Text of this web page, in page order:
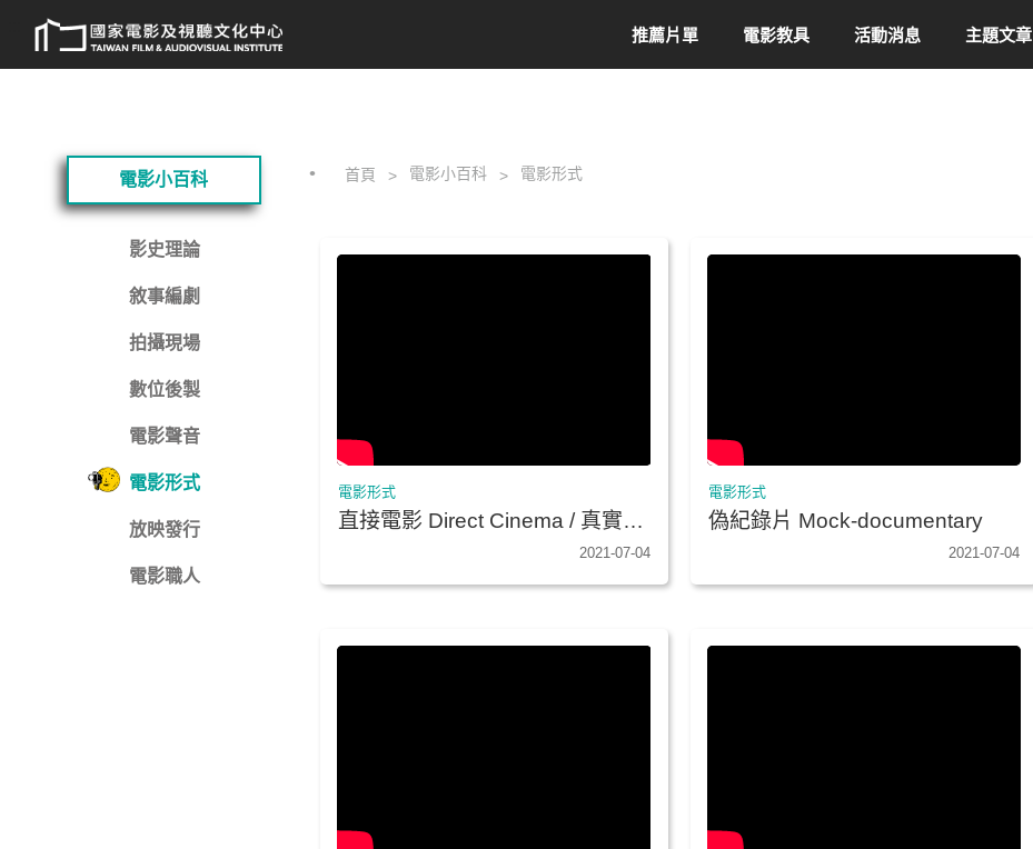
推薦片單 電影教具 活動消息 主題文章
電影小百科
影史理論
敘事編劇
拍攝現場
數位後製
電影聲音
電影形式
放映發行
電影職人
首頁 電影小百科 電影形式
電影形式
直接電影 Direct Cinema / 真實電
2021-07-04
電影形式
偽紀錄片 Mock-documentary
2021-07-04